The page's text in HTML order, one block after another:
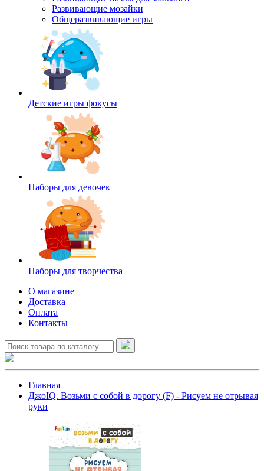
Развивающие мозайки
Общеразвивающие игры
Детские игры фокусы
Наборы для девочек
Наборы для творчества
О магазине
Доставка
Оплата
Контакты
Главная
ДжоIQ. Возьми с собой в дорогу (F) - Рисуем не отрывая
руки